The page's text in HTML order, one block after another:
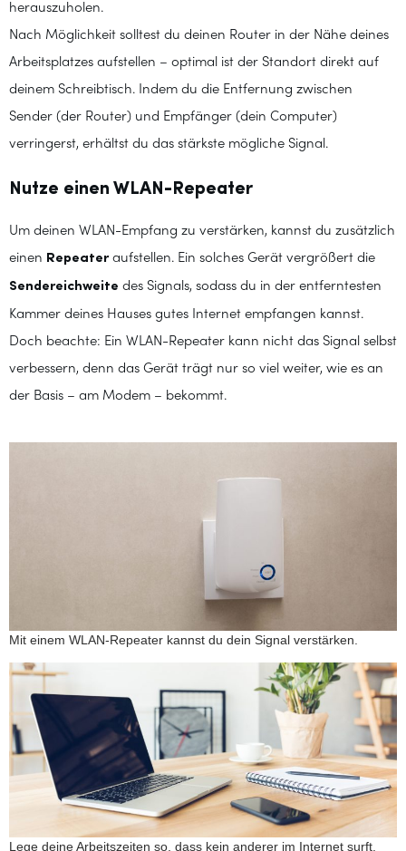
herauszuholen.
Nach Möglichkeit solltest du deinen Router in der Nähe deines
Arbeitsplatzes aufstellen – optimal ist der Standort direkt auf
deinem Schreibtisch. Indem du die Entfernung zwischen
Sender (der Router) und Empfänger (dein Computer)
verringerst, erhältst du das stärkste mögliche Signal.
Nutze einen WLAN-Repeater
Um deinen WLAN-Empfang zu verstärken, kannst du zusätzlich
einen Repeateraufstellen. Ein solches Gerät vergrößert die
Sendereichweite des Signals, sodass du in der entferntesten
Kammer deines Hauses gutes Internet empfangen kannst.
Doch beachte: Ein WLAN-Repeater kann nicht das Signal selbst
verbessern, denn das Gerät trägt nur so viel weiter, wie es an
der Basis – am Modem – bekommt.
Mit einem WLAN-Repeater kannst du dein Signal verstärken.
Lege deine Arbeitszeiten so, dass kein anderer im Internet surft.